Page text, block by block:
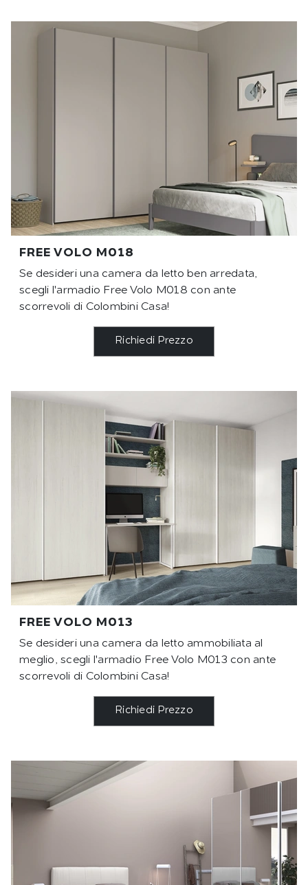
FREE VOLO M018
Se desideri una camera da letto ben arredata,
scegli l'armadio Free Volo M018 con ante
scorrevoli di Colombini Casa!
Richiedi Prezzo
FREE VOLO M013
Se desideri una camera da letto ammobiliata al
meglio, scegli l'armadio Free Volo M013 con ante
scorrevoli di Colombini Casa!
Richiedi Prezzo